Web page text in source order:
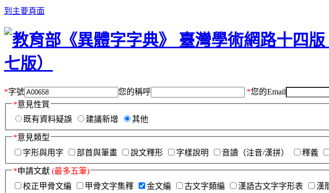
到主要頁面
*字號 您的稱呼 *您的Email
*意見性質
既有資料疑誤
建議新增 其他
*意見類型
字形與用字
部首與筆畫 說文釋形 字樣說明 音讀（注音/漢拼） 釋義
*申請文獻 (最多五筆)
校正甲骨文編
甲骨文字集釋 金文編 古文字類編 漢語古文字字形表 漢